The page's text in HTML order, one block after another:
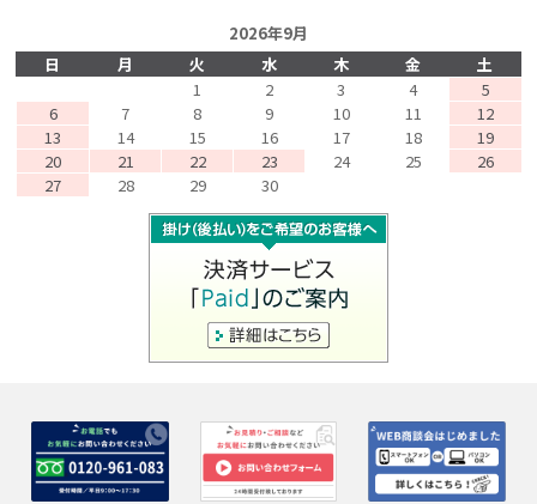
2026年9月
日
月 火 水 木 金
土
1
2 3 4
5
6
7 8 9 10 11
12
13
14 15 16 17 18
19
20
21 22 23 24 25
26
27
28 29 30